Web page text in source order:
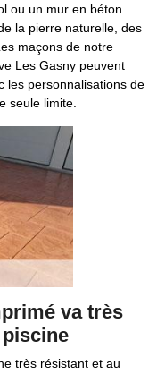
ou un mur en béton
la pierre naturelle, des
maçons de notre
Les Gasny peuvent
les personnalisations de
seule limite.
va très
très résistant et au